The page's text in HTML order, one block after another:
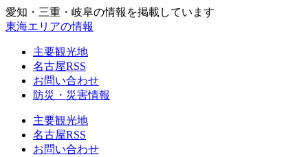
愛知・三重・岐阜の情報を掲載しています
東海エリアの情報
主要観光地
名古屋RSS
お問い合わせ
防災・災害情報
主要観光地
名古屋RSS
お問い合わせ